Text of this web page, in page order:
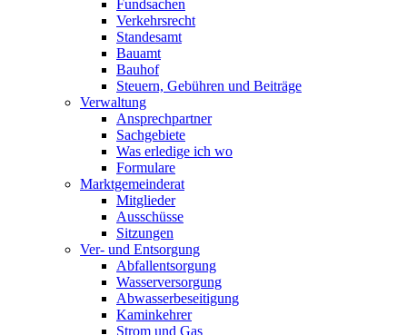
Fundsachen
Verkehrsrecht
Standesamt
Bauamt
Bauhof
Steuern, Gebühren und Beiträge
Verwaltung
Ansprechpartner
Sachgebiete
Was erledige ich wo
Formulare
Marktgemeinderat
Mitglieder
Ausschüsse
Sitzungen
Ver- und Entsorgung
Abfallentsorgung
Wasserversorgung
Abwasserbeseitigung
Kaminkehrer
Strom und Gas